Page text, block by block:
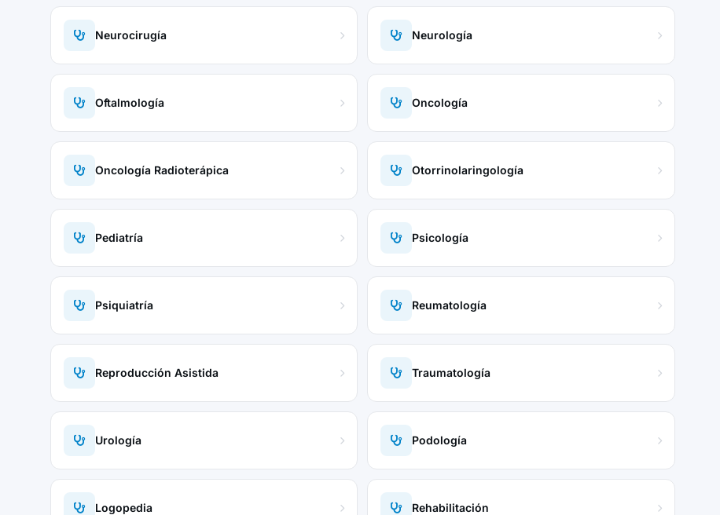
Neurocirugía Neurología
Oftalmología Oncología
Oncología Radioterápica Otorrinolaringología
Pediatría Psicología
Psiquiatría Reumatología
Reproducción Asistida Traumatología
Urología Podología
Logopedia Rehabilitación